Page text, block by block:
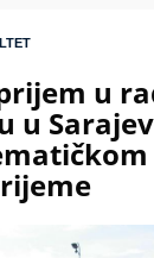
u
u